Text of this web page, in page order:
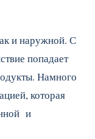
и наружной. С
попадает
Намного
которая
и